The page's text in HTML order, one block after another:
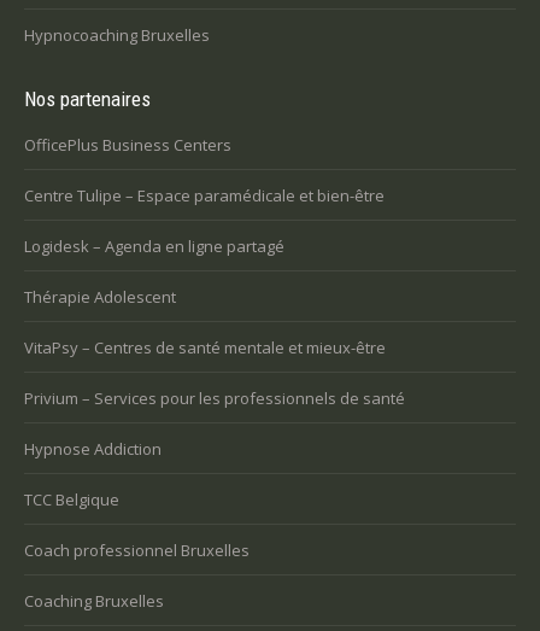
Hypnocoaching Bruxelles
Nos partenaires
OfficePlus Business Centers
Centre Tulipe – Espace paramédicale et bien-être
Logidesk – Agenda en ligne partagé
Thérapie Adolescent
VitaPsy – Centres de santé mentale et mieux-être
Privium – Services pour les professionnels de santé
Hypnose Addiction
TCC Belgique
Coach professionnel Bruxelles
Coaching Bruxelles